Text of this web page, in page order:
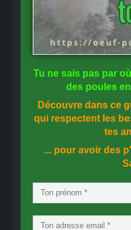
Tu ne sais pas par
des poules
Découvre dans ce
qui respectent les
tes
... pour avoir des